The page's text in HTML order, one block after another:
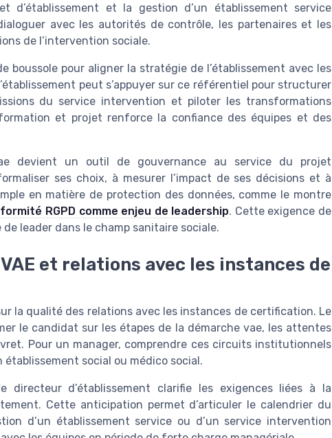
d’établissement et la gestion d’un établissement service
avec les autorités de contrôle, les partenaires et les
de l’intervention sociale.
boussole pour aligner la stratégie de l’établissement avec les
peut s’appuyer sur ce référentiel pour structurer
du service intervention et piloter les transformations
et projet renforce la confiance des équipes et des
devient un outil de gouvernance au service du projet
ses choix, à mesurer l’impact de ses décisions et à
en matière de protection des données, comme le montre
RGPD comme enjeu de leadership. Cette exigence de
leader dans le champ sanitaire sociale.
et relations avec les instances de
la qualité des relations avec les instances de certification. Le
le candidat sur les étapes de la démarche vae, les attentes
Pour un manager, comprendre ces circuits institutionnels
social ou médico social.
directeur d’établissement clarifie les exigences liées à la
Cette anticipation permet d’articuler le calendrier du
d’un établissement service ou d’un service intervention